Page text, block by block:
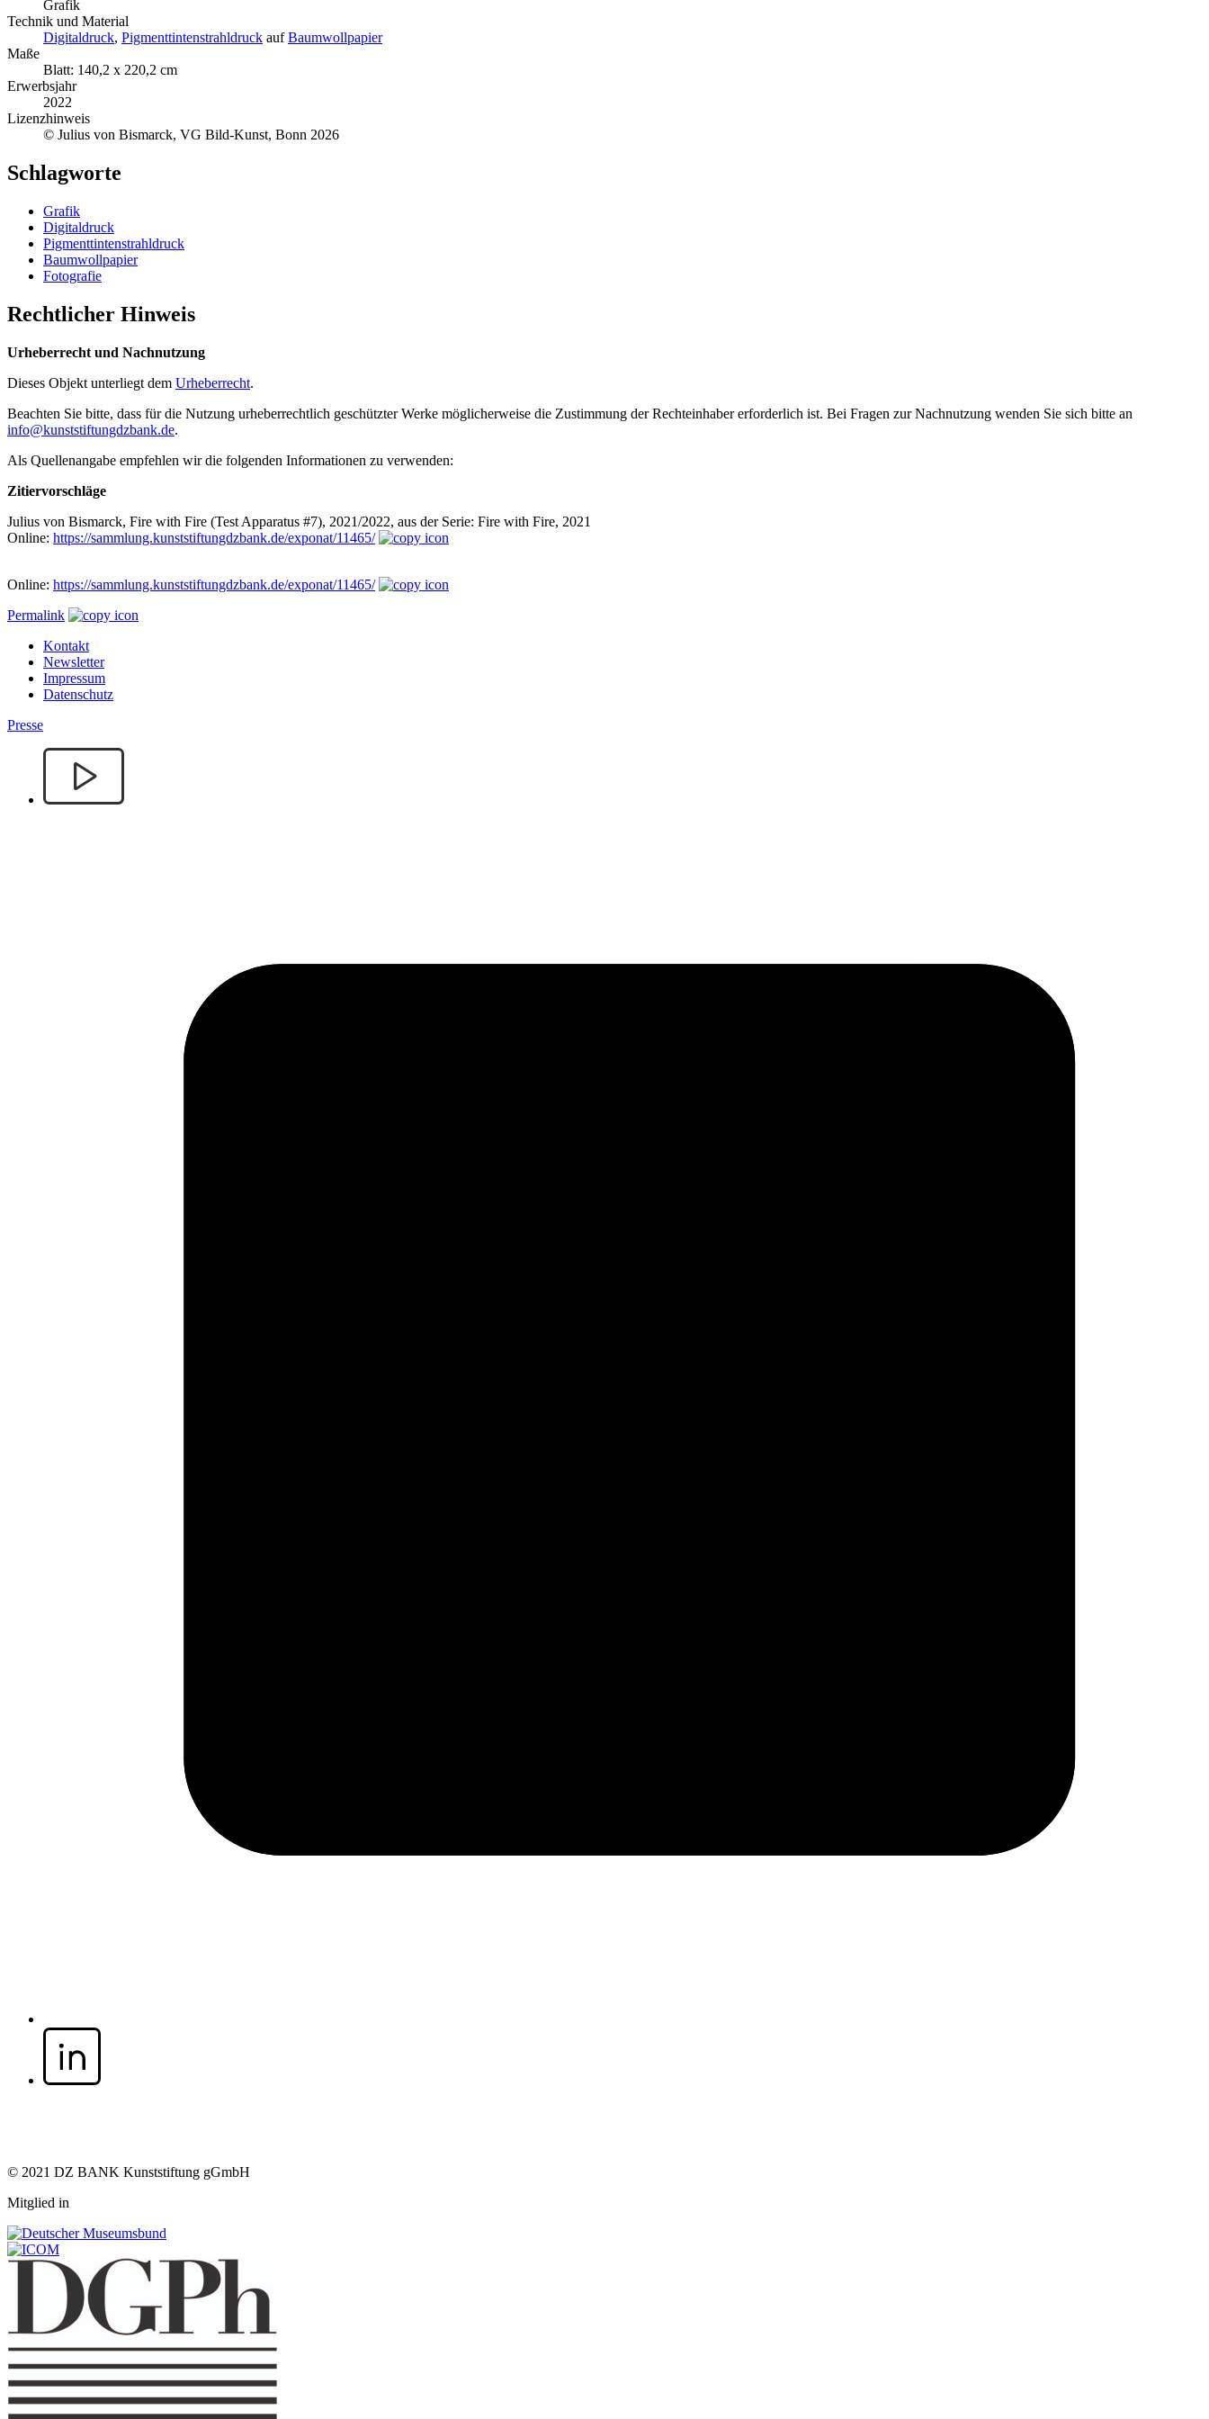
Grafik
Technik und Material
Digitaldruck, Pigmenttintenstrahldruck aufBaumwollpapier
Maße
Blatt: 140,2 x 220,2 cm
Erwerbsjahr
2022
Lizenzhinweis
© Julius von Bismarck, VG Bild-Kunst, Bonn 2026
Schlagworte
Grafik
Digitaldruck
Pigmenttintenstrahldruck
Baumwollpapier
Fotografie
Rechtlicher Hinweis
Urheberrecht und Nachnutzung
Dieses Objekt unterliegt dem Urheberrecht.
Beachten Sie bitte, dass für die Nutzung urheberrechtlich geschützter Werke möglicherweise die Zustimmung der Rechteinhaber erforderlich ist. Bei Fragen zur Nachnutzung wenden Sie sich bitte an
info@kunststiftungdzbank.de.
Als Quellenangabe empfehlen wir die folgenden Informationen zu verwenden:
Zitiervorschläge
Julius von Bismarck, Fire with Fire (Test Apparatus #7), 2021/2022, aus der Serie: Fire with Fire, 2021
Online: https://sammlung.kunststiftungdzbank.de/exponat/11465/
Online: https://sammlung.kunststiftungdzbank.de/exponat/11465/
Permalink
Kontakt
Newsletter
Impressum
Datenschutz
Presse
© 2021 DZ BANK Kunststiftung gGmbH
Mitglied in